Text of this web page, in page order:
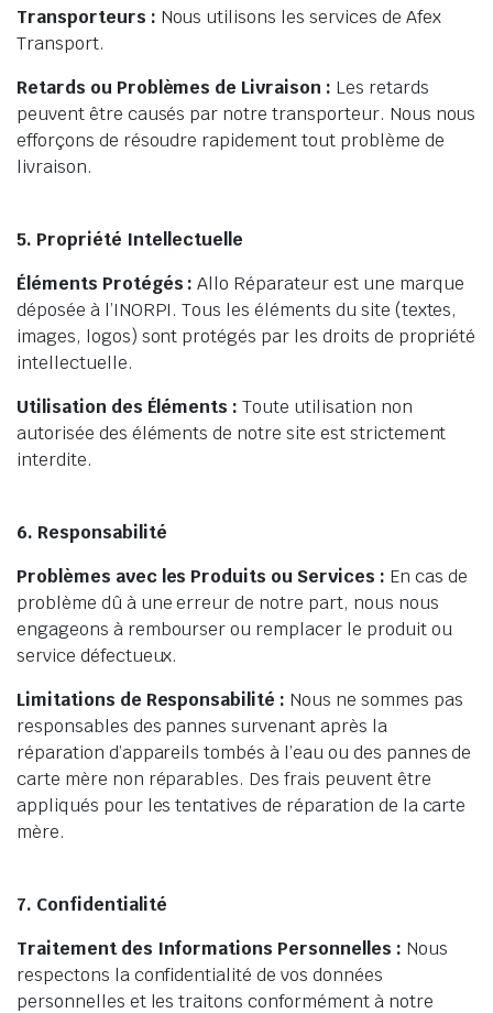
Transporteurs : Nous utilisons les services de Afex
Transport.
Retards ou Problèmes de Livraison : Les retards
peuvent être causés par notre transporteur. Nous nous
efforçons de résoudre rapidement tout problème de
livraison.
5. Propriété Intellectuelle
Éléments Protégés : Allo Réparateur est une marque
déposée à l’INORPI. Tous les éléments du site (textes,
images, logos) sont protégés par les droits de propriété
intellectuelle.
Utilisation des Éléments : Toute utilisation non
autorisée des éléments de notre site est strictement
interdite.
6. Responsabilité
Problèmes avec les Produits ou Services : En cas de
problème dû à une erreur de notre part, nous nous
engageons à rembourser ou remplacer le produit ou
service défectueux.
Limitations de Responsabilité : Nous ne sommes pas
responsables des pannes survenant après la
réparation d’appareils tombés à l’eau ou des pannes de
carte mère non réparables. Des frais peuvent être
appliqués pour les tentatives de réparation de la carte
mère.
7. Confidentialité
Traitement des Informations Personnelles : Nous
respectons la confidentialité de vos données
personnelles et les traitons conformément à notre